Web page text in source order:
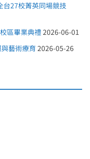
27校菁英同場競技
區畢業典禮2026-06-01
藝術療育 2026-05-26